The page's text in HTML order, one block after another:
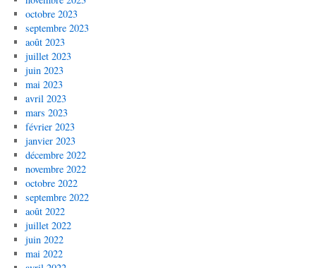
octobre 2023
septembre 2023
août 2023
juillet 2023
juin 2023
mai 2023
avril 2023
mars 2023
février 2023
janvier 2023
décembre 2022
novembre 2022
octobre 2022
septembre 2022
août 2022
juillet 2022
juin 2022
mai 2022